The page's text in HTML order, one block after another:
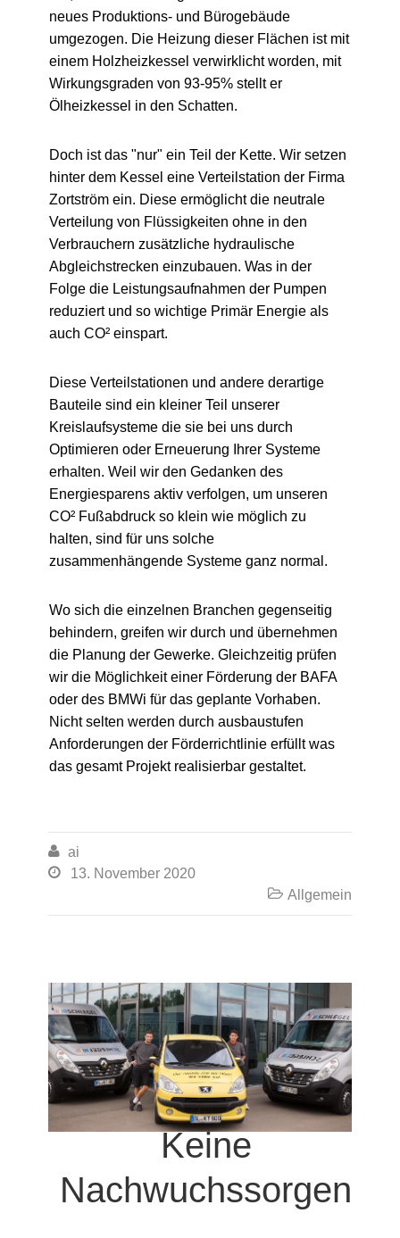
neues Produktions- und Bürogebäude
umgezogen. Die Heizung dieser Flächen ist mit
einem Holzheizkessel verwirklicht worden, mit
Wirkungsgraden von 93-95% stellt er
Ölheizkessel in den Schatten.
Doch ist das "nur" ein Teil der Kette. Wir setzen
hinter dem Kessel eine Verteilstation der Firma
Zortström ein. Diese ermöglicht die neutrale
Verteilung von Flüssigkeiten ohne in den
Verbrauchern zusätzliche hydraulische
Abgleichstrecken einzubauen. Was in der
Folge die Leistungsaufnahmen der Pumpen
reduziert und so wichtige Primär Energie als
auch CO² einspart.
Diese Verteilstationen und andere derartige
Bauteile sind ein kleiner Teil unserer
Kreislaufsysteme die sie bei uns durch
Optimieren oder Erneuerung Ihrer Systeme
erhalten. Weil wir den Gedanken des
Energiesparens aktiv verfolgen, um unseren
CO² Fußabdruck so klein wie möglich zu
halten, sind für uns solche
zusammenhängende Systeme ganz normal.
Wo sich die einzelnen Branchen gegenseitig
behindern, greifen wir durch und übernehmen
die Planung der Gewerke. Gleichzeitig prüfen
wir die Möglichkeit einer Förderung der BAFA
oder des BMWi für das geplante Vorhaben.
Nicht selten werden durch ausbaustufen
Anforderungen der Förderrichtlinie erfüllt was
das gesamt Projekt realisierbar gestaltet.
 ai
 13. November 2020
 Allgemein
Keine
Nachwuchssorgen